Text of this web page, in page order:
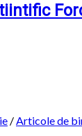
/Articole de